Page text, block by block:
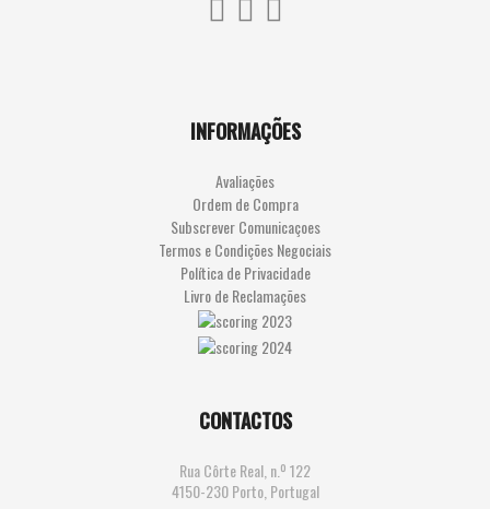
INFORMAÇÕES
Avaliações
Ordem de Compra
Subscrever Comunicaçoes
Termos e Condições Negociais
Política de Privacidade
Livro de Reclamações
CONTACTOS
Rua Côrte Real, n.º 122
4150-230 Porto, Portugal